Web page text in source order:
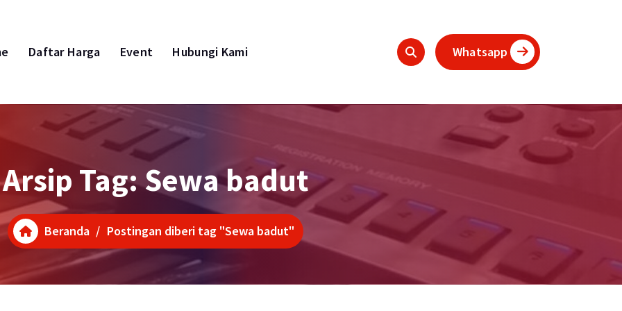
Daftar Harga Event Hubungi Kami Whatsapp
Arsip Tag: Sewa badut
Beranda / Postingan diberi tag "Sewa badut"